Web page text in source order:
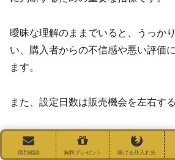
曖昧な理解のままでいると、うっか
い、購入者からの不信感や悪い評価
ます。
また、設定日数は販売機会を左右す
早ければ早いほど購入されやすい傾
な日数を設定してしまうと期限内に
個別相談 無料プレゼント 稼げる仕入れ先